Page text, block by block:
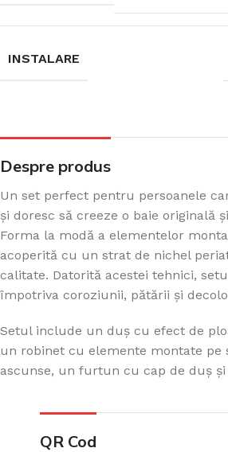
INSTALARE
Despre produs
Un set perfect pentru persoanele
și doresc să creeze o baie originală
Forma la modă a elementelor
acoperită cu un strat de nichel
calitate. Datorită acestei tehnici,
împotriva coroziunii, pătării și
Setul include un duș cu efect de
un robinet cu elemente montate pe
ascunse, un furtun cu cap de duș
QR Cod